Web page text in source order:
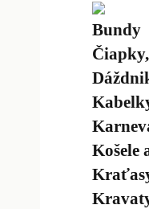
Bundy
Košele